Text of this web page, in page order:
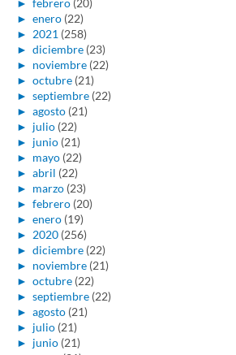
► enero (22)
► 2021 (258)
► diciembre (23)
► noviembre (22)
► octubre (21)
► septiembre (22)
► agosto (21)
► julio (22)
► junio (21)
► mayo (22)
► abril (22)
► marzo (23)
► febrero (20)
► enero (19)
► 2020 (256)
► diciembre (22)
► noviembre (21)
► octubre (22)
► septiembre (22)
► agosto (21)
► julio (21)
► junio (21)